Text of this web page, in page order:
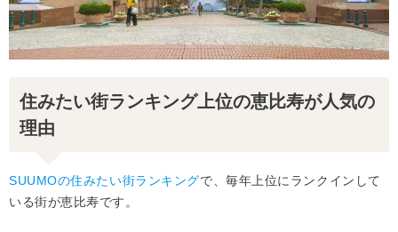
住みたい街ランキング上位の恵比寿が人気の
理由
SUUMOの住みたい街ランキングで、毎年上位にランクインして
いる街が恵比寿です。